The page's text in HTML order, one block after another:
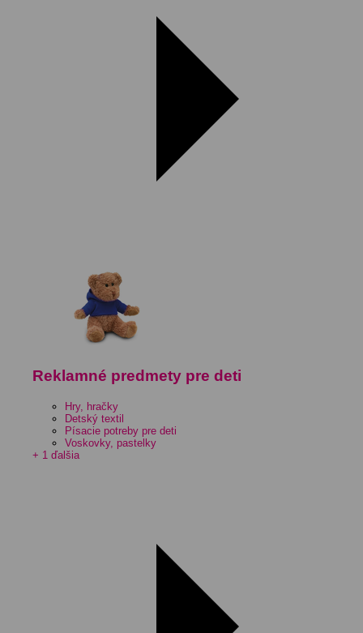
Reklamné predmety pre deti
Hry, hračky
Detský textil
Písacie potreby pre deti
Voskovky, pastelky
+ 1 ďalšia